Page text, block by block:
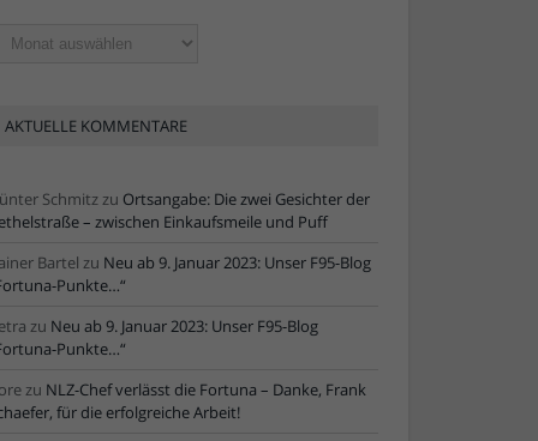
AKTUELLE KOMMENTARE
Schmitzzu Ortsangabe: Die zwei Gesichter der
– zwischen Einkaufsmeile und Puff
Bartel zu Neu ab 9. Januar 2023: Unser F95-Blog
Punkte…“
zu Neu ab 9. Januar 2023: Unser F95-Blog
Punkte…“
zu NLZ-Chef verlässt die Fortuna – Danke, Frank
für die erfolgreiche Arbeit!